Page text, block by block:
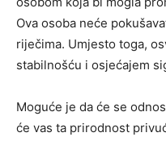
Ova osoba neće
riječima. Umjesto toga,
stabilnošću i osjećajem
Moguće je da će se
će vas ta prirodnost